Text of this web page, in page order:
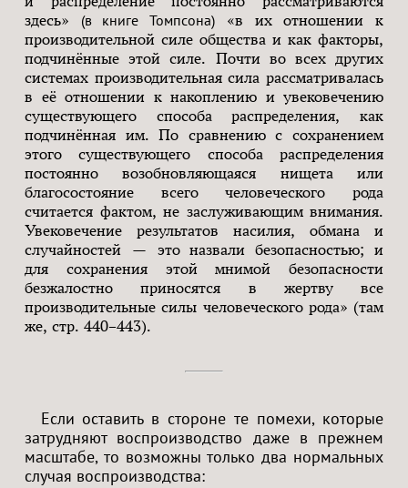
здесь» (в книге Томпсона) «в их отношении к
производительной силе общества и как факторы,
подчинённые этой силе. Почти во всех других
системах производительная сила рассматривалась
в её отношении к накоплению и увековечению
существующего способа распределения, как
подчинённая им. По сравнению с сохранением
этого существующего способа распределения
постоянно возобновляющаяся нищета или
благосостояние всего человеческого рода
считается фактом, не заслуживающим внимания.
Увековечение результатов насилия, обмана и
случайностей — это назвали безопасностью; и
для сохранения этой мнимой безопасности
безжалостно приносятся в жертву все
производительные силы человеческого рода» (там
же, стр. 440–443).
Если оставить в стороне те помехи, которые
затрудняют воспроизводство даже в прежнем
масштабе, то возможны только два нормальных
случая воспроизводства: